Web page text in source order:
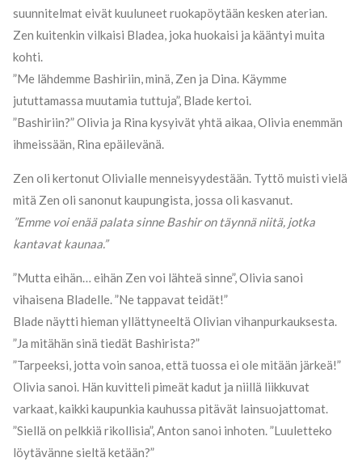
suunnitelmat eivät kuuluneet ruokapöytään kesken aterian.
Zen kuitenkin vilkaisi Bladea, joka huokaisi ja kääntyi muita
kohti.
”Me lähdemme Bashiriin, minä, Zen ja Dina. Käymme
jututtamassa muutamia tuttuja”, Blade kertoi.
”Bashiriin?” Olivia ja Rina kysyivät yhtä aikaa, Olivia enemmän
ihmeissään, Rina epäilevänä.
Zen oli kertonut Olivialle menneisyydestään. Tyttö muisti vielä
mitä Zen oli sanonut kaupungista, jossa oli kasvanut.
”Emme voi enää palata sinne Bashir on täynnä niitä, jotka
kantavat kaunaa.”
”Mutta eihän… eihän Zen voi lähteä sinne”, Olivia sanoi
vihaisena Bladelle. ”Ne tappavat teidät!”
Blade näytti hieman yllättyneeltä Olivian vihanpurkauksesta.
”Ja mitähän sinä tiedät Bashirista?”
”Tarpeeksi, jotta voin sanoa, että tuossa ei ole mitään järkeä!”
Olivia sanoi. Hän kuvitteli pimeät kadut ja niillä liikkuvat
varkaat, kaikki kaupunkia kauhussa pitävät lainsuojattomat.
”Siellä on pelkkiä rikollisia”, Anton sanoi inhoten. ”Luuletteko
löytävänne sieltä ketään?”